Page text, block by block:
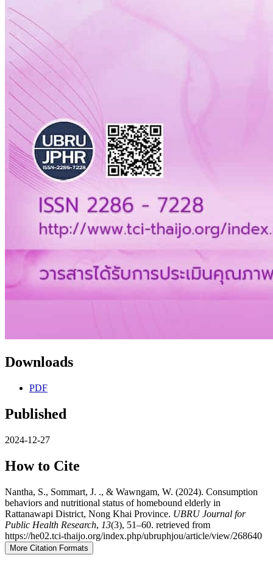
Downloads
PDF
Published
2024-12-27
How to Cite
Nantha, S., Sommart, J. ., & Wawngam, W. (2024). Consumption
behaviors and nutritional status of homebound elderly in
Rattanawapi District, Nong Khai Province. UBRU Journal for
Public Health Research, 13(3), 51–60. retrieved from
https://he02.tci-thaijo.org/index.php/ubruphjou/article/view/268640
More Citation Formats